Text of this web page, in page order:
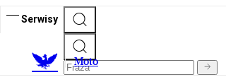
Serwisy
Moto